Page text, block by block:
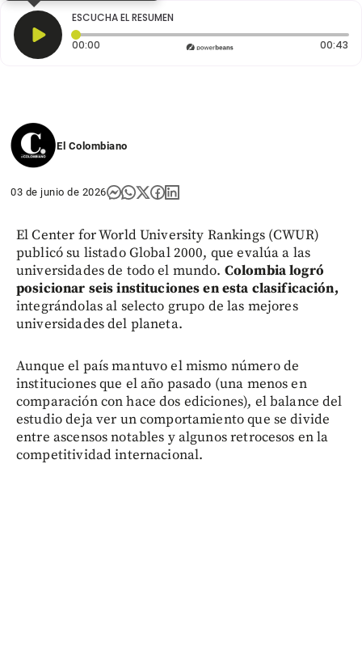
ESCUCHA EL RESUMEN
00:00 Tiempo transcurrido: 0 segundos 00:43
El Colombiano
03 de junio de 2026
El Center for World University Rankings (CWUR)
publicó su listado Global 2000, que evalúa a las
universidades de todo el mundo. Colombia logró
posicionar seis instituciones en esta clasificación,
integrándolas al selecto grupo de las mejores
universidades del planeta.
Aunque el país mantuvo el mismo número de
instituciones que el año pasado (una menos en
comparación con hace dos ediciones), el balance del
estudio deja ver un comportamiento que se divide
entre ascensos notables y algunos retrocesos en la
competitividad internacional.